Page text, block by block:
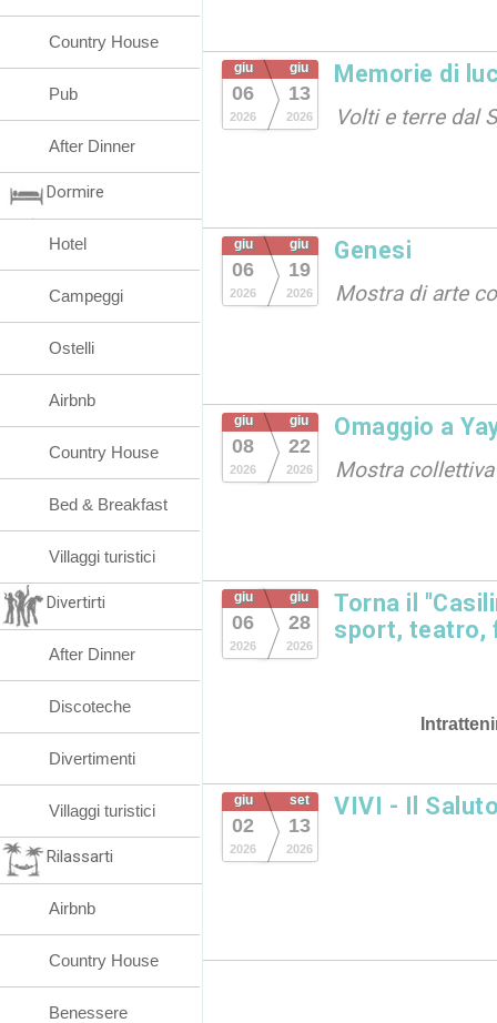
giu
06
2026
giu
13
2026
Memorie di
Volti e terre dal
giu
06
2026
giu
19
2026
Genesi
Mostra di arte
giu
08
2026
giu
22
2026
Omaggio a
Mostra
giu
06
2026
giu
28
2026
Torna il
sport, teatro,
giu
02
2026
set
13
2026
VIVI - Il
Country House
Pub
After Dinner
Dormire
Hotel
Campeggi
Ostelli
Airbnb
Country House
Bed & Breakfast
Villaggi turistici
Divertirti
After Dinner
Discoteche
Divertimenti
Villaggi turistici
Rilassarti
Airbnb
Country House
Benessere